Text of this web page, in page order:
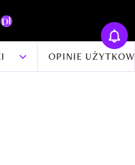
OPINIE